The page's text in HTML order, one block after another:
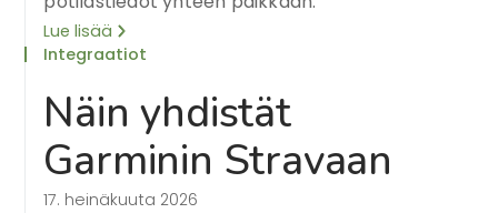
Lue lisää
Integraatiot
Näin yhdistät
Garminin Stravaan
17. heinäkuuta 2026